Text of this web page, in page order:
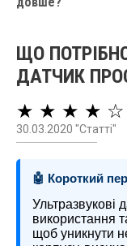
ЩО
ДАТЧИК
★ ★ ★ ★ ☆
30.03.2020 "Статті"
🤖 Короткий
Ультразвукові
використання
щоб уникнути